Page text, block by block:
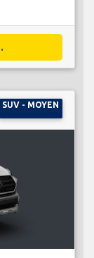
SUV - MOYEN